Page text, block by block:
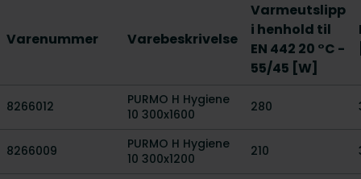
Varenummer Varebeskrivelse
Varmeutslipp
i henhold til
EN 442 20 °C -
55/45 [W]
8266012
PURMO H Hygiene
10 300x1600
280
8266009
PURMO H Hygiene
10 300x1200
210